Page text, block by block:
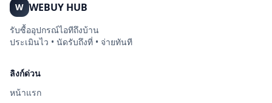
W WEBUY HUB
รับซื้ออุปกรณ์ไอทีถึงบ้าน
ประเมินไว • นัดรับถึงที่ • จ่ายทันที
ลิงก์ด่วน
หน้าแรก